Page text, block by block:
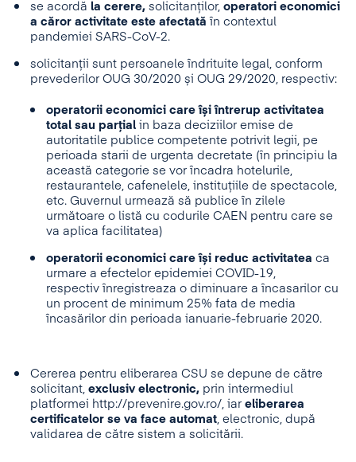
se acordă la cerere, solicitanților, operatori economici
a căror activitate este afectatăîn contextul
pandemiei SARS-CoV-2.
solicitanții sunt persoanele îndrituite legal, conform
prevederilor OUG 30/2020 și OUG 29/2020, respectiv:
operatorii economici care își întrerup activitatea
total sau parțial in baza deciziilor emise de
autoritatile publice competente potrivit legii, pe
perioada starii de urgenta decretate (în principiu la
această categorie se vor încadra hotelurile,
restaurantele, cafenelele, instituțiile de spectacole,
etc. Guvernul urmează să publice în zilele
următoare o listă cu codurile CAEN pentru care se
va aplica facilitatea)
operatorii economici care își reduc activitatea ca
urmare a efectelor epidemiei COVID-19,
respectiv înregistreaza o diminuare a încasarilor cu
un procent de minimum 25% fata de media
încasărilor din perioada ianuarie-februarie 2020.
Cererea pentru eliberarea CSU se depune de către
solicitant, exclusiv electronic, prin intermediul
platformei http://prevenire.gov.ro/, iar eliberarea
certificatelor se va face automat, electronic, după
validarea de către sistem a solicitării.